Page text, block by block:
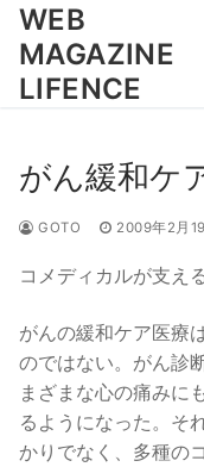
WEB
MAGAZINE
LIFENCE
がん緩和ケ
GOTO 2009年2月
コメディカルが支え
がんの緩和ケア医療
のではない。がん診
まざまな心の痛みに
るようになった。そ
かりでなく、多種の